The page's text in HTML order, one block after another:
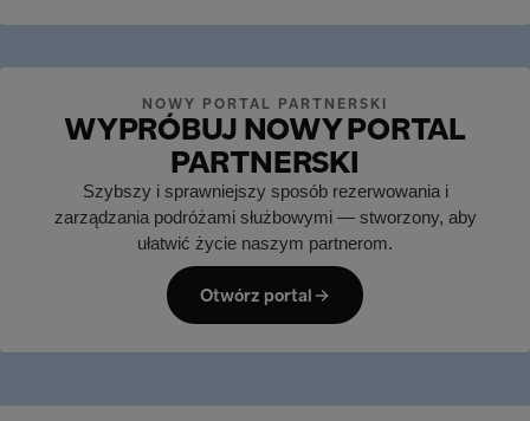
NOWY PORTAL PARTNERSKI
WYPRÓBUJ NOWY PORTAL
PARTNERSKI
Szybszy i sprawniejszy sposób rezerwowania i
zarządzania podróżami służbowymi — stworzony, aby
ułatwić życie naszym partnerom.
Otwórz portal